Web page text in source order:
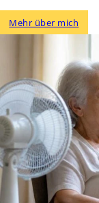
Mehr über mich